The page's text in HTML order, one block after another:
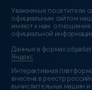
Уважаемые посетители
официальным сайтом
имеют к нам отношения
официальной
Данные в формах
Яндекс
Интерактивная
внесена в реестр
вычислительных машин и